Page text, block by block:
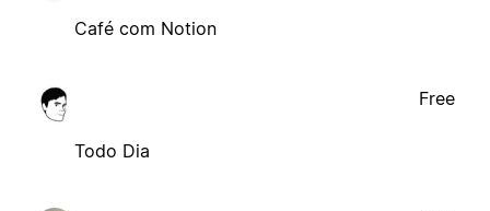
Café com Notion
Todo Dia
Free